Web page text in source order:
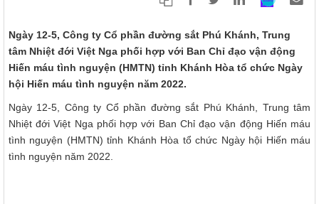
Ngày 12-5, Công ty Cổ phần đường sắt Phú Khánh, Trung
tâm Nhiệt đới Việt Nga phối hợp với Ban Chỉ đạo vận động
Hiến máu tình nguyện (HMTN) tỉnh Khánh Hòa tổ chức Ngày
hội Hiến máu tình nguyện năm 2022.
Ngày 12-5, Công ty Cổ phần đường sắt Phú Khánh, Trung tâm
Nhiệt đới Việt Nga phối hợp với Ban Chỉ đạo vận động Hiến máu
tình nguyện (HMTN) tỉnh Khánh Hòa tổ chức Ngày hội Hiến máu
tình nguyện năm 2022.